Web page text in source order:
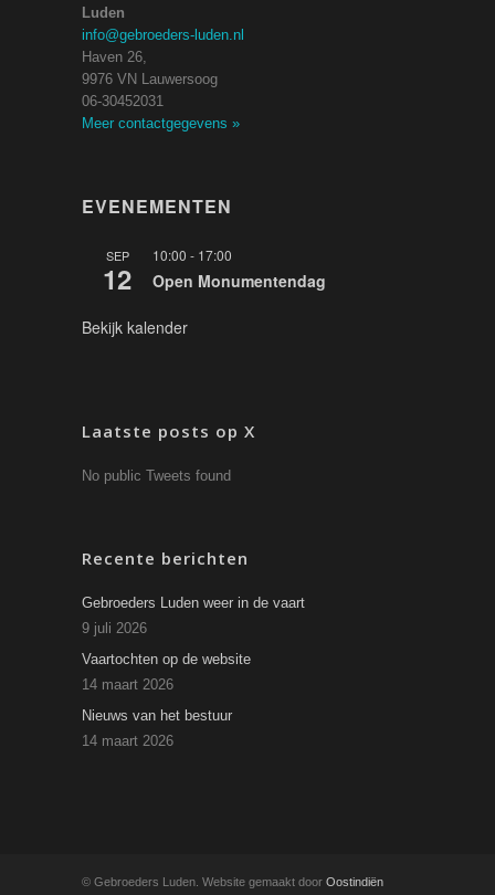
Luden
info@gebroeders-luden.nl
Haven 26,
9976 VN Lauwersoog
06-30452031
Meer contactgegevens »
EVENEMENTEN
SEP
12
10:00 - 17:00
Open Monumentendag
Bekijk kalender
Laatste posts op X
No public Tweets found
Recente berichten
Gebroeders Luden weer in de vaart
9 juli 2026
Vaartochten op de website
14 maart 2026
Nieuws van het bestuur
14 maart 2026
© Gebroeders Luden. Website gemaakt door Oostindiën